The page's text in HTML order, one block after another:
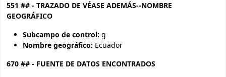
551 ## - TRAZADO DE VÉASE ADEMÁS--NOMBRE
GEOGRÁFICO
Subcampo de control: g
Nombre geográfico: Ecuador
670 ## - FUENTE DE DATOS ENCONTRADOS